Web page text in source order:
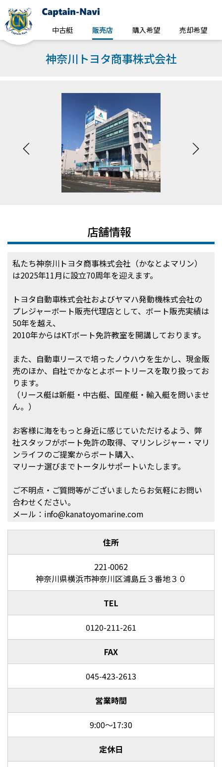
中古艇 販売店 購入希望 売却希望
神奈川トヨタ商事株式会社
店舗情報
私たち神奈川トヨタ商事株式会社（かなとよマリン）
は2025年11月に設立70周年を迎えます。
トヨタ自動車株式会社およびヤマハ発動機株式会社の
プレジャーボート販売代理店として、ボート販売実績は
50年を越え、
2010年からはKTボート免許教室を開講しております。
また、自動車リースで培ったノウハウを生かし、現金販
売のほか、自社でかなとよボートリースを取り扱ってお
ります。
（リース艇は新艇・中古艇、国産艇・輸入艇を問いませ
ん。）
お客様に海をもっと身近に感じていただけるよう、弊
社スタッフがボート免許の取得、マリンレジャー・マリ
ンライフのご提案からボート購入、
マリーナ選びまでトータルサポートいたします。
ご不明点・ご質問等がございましたらお気軽にお問い
合わせください。
メール：info@kanatoyomarine.com
住所
221-0062
神奈川県横浜市神奈川区浦島丘３番地３０
TEL
0120-211-261
FAX
045-423-2613
営業時間
9:00～17:30
定休日